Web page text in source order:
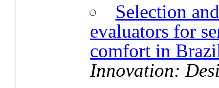
Selection
evaluators for
comfort in
Innovation: